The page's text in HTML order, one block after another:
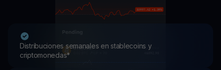
Distribuciones semanales en stablecoins y
criptomonedas*